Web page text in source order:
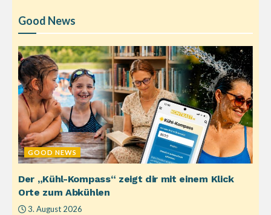
Good News
GOOD NEWS
Der „Kühl-Kompass“ zeigt dir mit einem Klick
Orte zum Abkühlen
3. August 2026